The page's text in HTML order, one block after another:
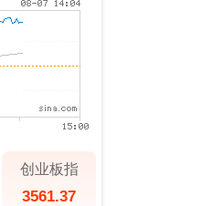
创业板指
3561.37